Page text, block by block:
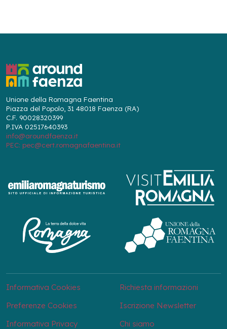
Unione della Romagna Faentina
Piazza del Popolo, 31 48018 Faenza (RA)
C.F. 90028320399
P.IVA 02517640393
info@aroundfaenza.it
PEC: pec@cert.romagnafaentina.it
Informativa Cookies
Preferenze Cookies
Informativa Privacy
Richiesta informazioni
Iscrizione Newsletter
Chi siamo